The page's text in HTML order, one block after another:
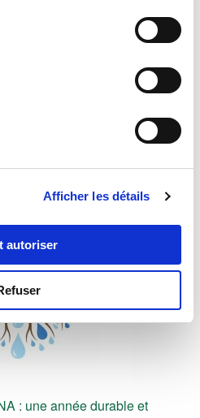
Afficher les détails
autoriser
: une année durable et